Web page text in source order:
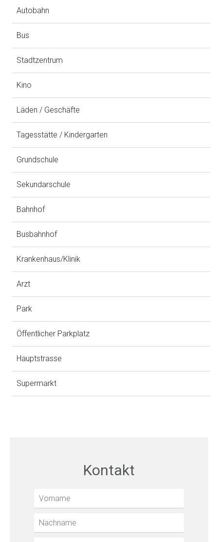
Autobahn
Bus
Stadtzentrum
Kino
Läden / Geschäfte
Tagesstätte / Kindergarten
Grundschule
Sekundarschule
Bahnhof
Busbahnhof
Krankenhaus/Klinik
Arzt
Park
Öffentlicher Parkplatz
Hauptstrasse
Supermarkt
Kontakt